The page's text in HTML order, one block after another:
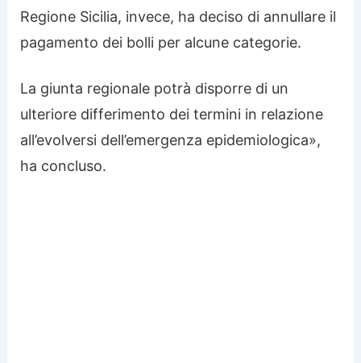
Regione Sicilia, invece, ha deciso di annullare il
pagamento dei bolli per alcune categorie.
La giunta regionale potrà disporre di un
ulteriore differimento dei termini in relazione
all’evolversi dell’emergenza epidemiologica»,
ha concluso.